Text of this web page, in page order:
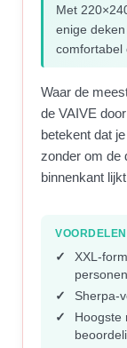
Met
enige
comfortabel
Waar de
de VAIVE
betekent dat
zonder om de
binnenkant
VOORDELEN
XXL-
personen
Sherpa-
Hoogste